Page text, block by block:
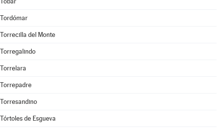
Tordómar
Torrecilla del Monte
Torregalindo
Torrelara
Torrepadre
Torresandino
Tórtoles de Esgueva